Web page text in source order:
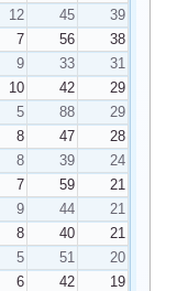
12 45
39
7 56
38
9 33
31
10 42
29
5 88
29
8 47
28
8 39
24
7 59
21
9 44
21
8 40
21
5 51
20
6 42
19